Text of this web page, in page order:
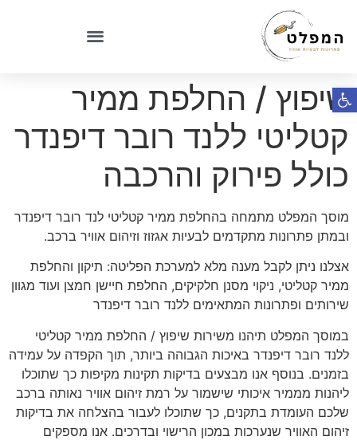
פתח סרגל נגישות
שיפוץ / החלפת ממיר
קטליטי ללנד רובר דיפנדר
כולל פירוק והרכבה
מוסך המפלט מתמחה בהחלפת ממיר קטליטי לנד רובר דיפנדר
ובמתן פתרונות מתקדמים לבעיות אגזוז וזיהום אוויר ברכב.
אצלנו ניתן לקבל מענה מלא למערכת הפליטה: תיקון והחלפת
ממיר קטליטי, ניקוי מסנן חלקיקים, החלפת חיישן חמצן ועוד מגוון
שירותים ופתרונות המתאימים ללנד רובר דיפנדר
במוסך המפלט תיהנו משירות שיפוץ / החלפת ממיר קטליטי
ללנד רובר דיפנדר באיכות הגבוהה ביותר, תוך הקפדה על עמידה
בזמנים. בנוסף אנו מבצעים בדיקות תקינות מקיפות כך שתוכלו
ליהנות מממיר איכותי שישמור על רמת זיהום אוויר נאותה ברכב
שלכם העומדת בתקנים, כך שתוכלו לעבור בהצלחה את בדיקות
זיהום האוויר שנערכות במכון הרישוי ובדרכים. אנו מספקים